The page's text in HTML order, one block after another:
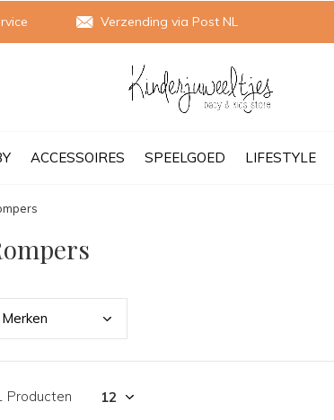
ACCESSOIRES SPEELGOED LIFESTYLE
Verzending via Post NL
Merken
Producten